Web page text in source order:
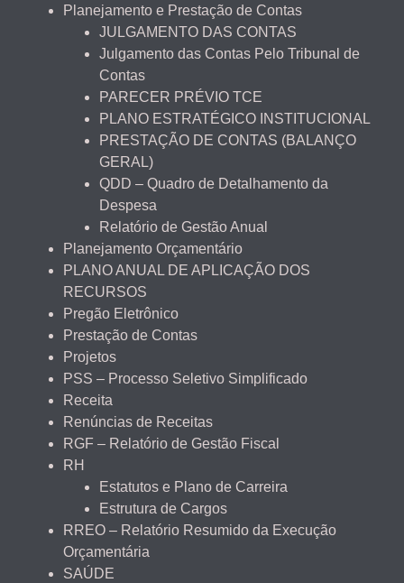
Planejamento e Prestação de Contas
JULGAMENTO DAS CONTAS
Julgamento das Contas Pelo Tribunal de
Contas
PARECER PRÉVIO TCE
PLANO ESTRATÉGICO INSTITUCIONAL
PRESTAÇÃO DE CONTAS (BALANÇO
GERAL)
QDD – Quadro de Detalhamento da
Despesa
Relatório de Gestão Anual
Planejamento Orçamentário
PLANO ANUAL DE APLICAÇÃO DOS
RECURSOS
Pregão Eletrônico
Prestação de Contas
Projetos
PSS – Processo Seletivo Simplificado
Receita
Renúncias de Receitas
RGF – Relatório de Gestão Fiscal
RH
Estatutos e Plano de Carreira
Estrutura de Cargos
RREO – Relatório Resumido da Execução
Orçamentária
SAÚDE